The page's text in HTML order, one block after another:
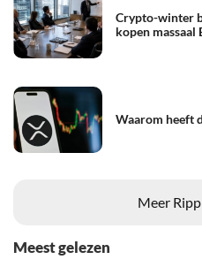
Crypto-winter
kopen massaal
Waarom heeft
Meer
Meest gelezen